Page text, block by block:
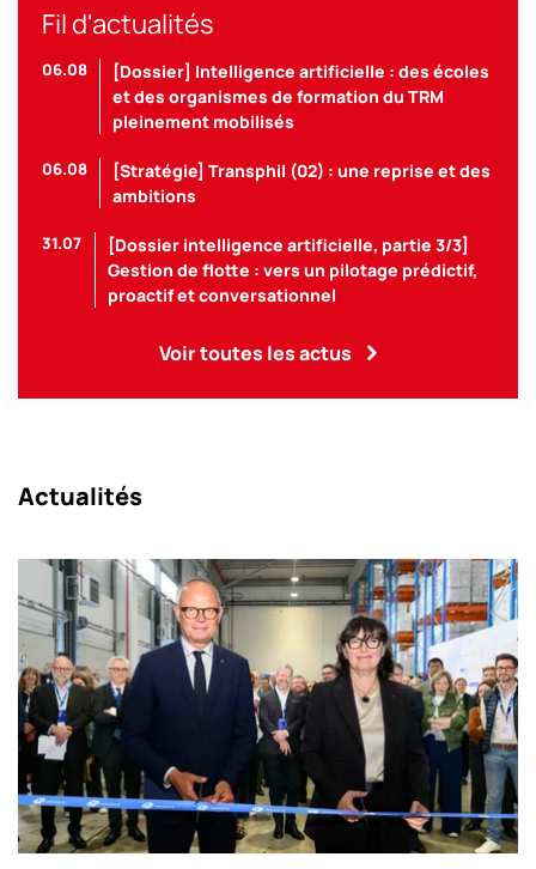
Fil d'actualités
06.08
[Dossier] Intelligence artificielle : des écoles
et des organismes de formation du TRM
pleinement mobilisés
06.08
[Stratégie] Transphil (02) : une reprise et des
ambitions
31.07
[Dossier intelligence artificielle, partie 3/3]
Gestion de flotte : vers un pilotage prédictif,
proactif et conversationnel
Voir toutes les actus
Actualités